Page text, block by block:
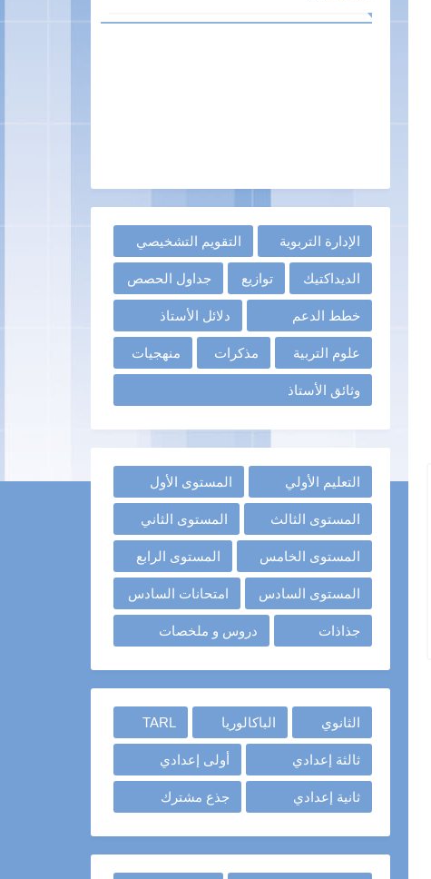
الإدارة التربوية التقويم التشخيصي
الديداكتيك توازيع جداول الحصص
خطط الدعم دلائل الأستاذ
علوم التربية مذكرات منهجيات
وثائق الأستاذ
التعليم الأولي المستوى الأول
المستوى الثالث المستوى الثاني
المستوى الخامس المستوى الرابع
المستوى السادس امتحانات السادس
جذاذات دروس و ملخصات
الثانوي الباكالوريا TARL
ثالثة إعدادي أولى إعدادي
ثانية إعدادي جذع مشترك